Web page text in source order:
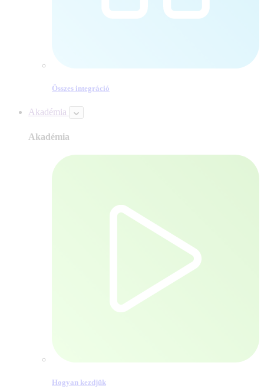
Összes integráció
Akadémia
Akadémia
Hogyan kezdjük